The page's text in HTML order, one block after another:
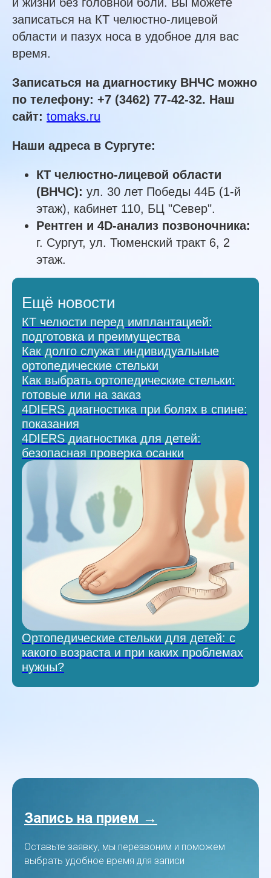
записаться на КТ челюстно-лицевой
области и пазух носа в удобное для вас
время.
Записаться на диагностику ВНЧС можно
по телефону: +7 (3462) 77-42-32. Наш
сайт: tomaks.ru
Наши адреса в Сургуте:
КТ челюстно-лицевой области
(ВНЧС): ул. 30 лет Победы 44Б (1-й
этаж), кабинет 110, БЦ "Север".
Рентген и 4D-анализ позвоночника:
г. Сургут, ул. Тюменский тракт 6, 2
этаж.
Ещё новости
КТ челюсти перед имплантацией:
подготовка и преимущества
Как долго служат индивидуальные
ортопедические стельки
Как выбрать ортопедические стельки:
готовые или на заказ
4DIERS диагностика при болях в спине:
показания
4DIERS диагностика для детей:
безопасная проверка осанки
Ортопедические стельки для детей: с
какого возраста и при каких проблемах
нужны?
Запись на прием →
Оставьте заявку, мы перезвоним и поможем
выбрать удобное время для записи